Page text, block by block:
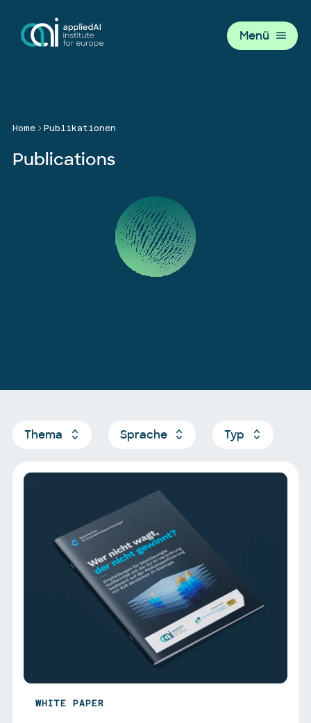
Menü
Home Publikationen
Publications
Thema Sprache Typ
WHITE PAPER